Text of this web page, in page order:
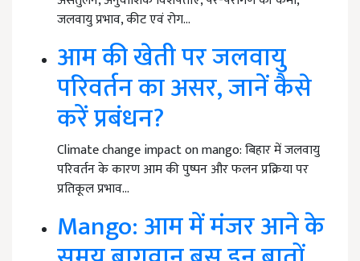
जलवायु प्रभाव, कीट एवं रोग…
आम की खेती पर जलवायु
परिवर्तन का असर, जानें कैसे
करें प्रबंधन?
Climate change impact on mango: बिहार में जलवायु
परिवर्तन के कारण आम की पुष्पन और फलन प्रक्रिया पर
प्रतिकूल प्रभाव…
Mango: आम में मंजर आने के